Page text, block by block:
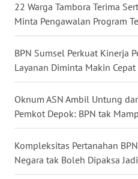
22 Warga Tambora Terima
Minta Pengawalan Program
BPN Sumsel Perkuat Kinerja
Layanan Diminta Makin
Oknum ASN Ambil Untung
Pemkot Depok: BPN tak
Kompleksitas Pertanahan
Negara tak Boleh Dipaksa
WN
KALTIM
WN
SULSEL
WN
GORONTALO
WN
SULUT